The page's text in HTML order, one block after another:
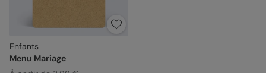
Enfants
Menu Mariage